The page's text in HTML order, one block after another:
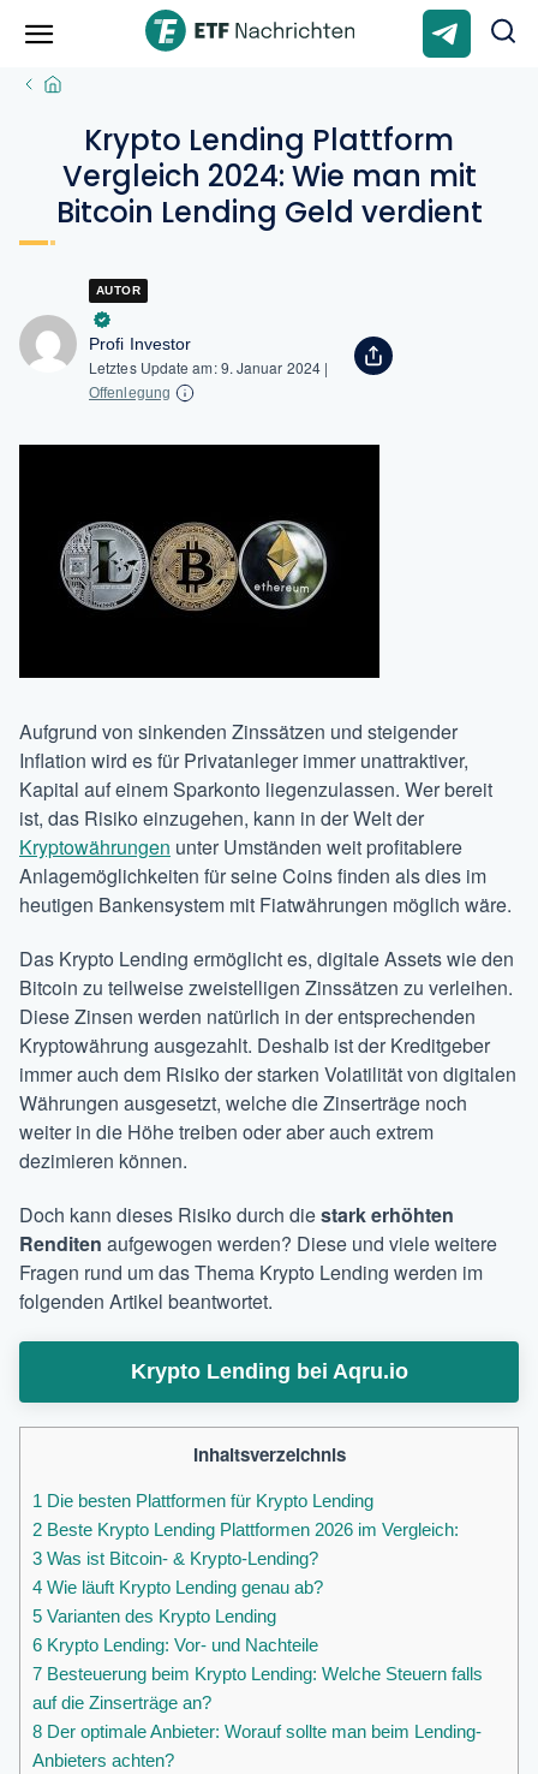
Krypto Lending Plattform
Vergleich 2024: Wie man mit
Bitcoin Lending Geld verdient
AUTOR
Profi Investor
Letztes Update am:9. Januar 2024 |
Offenlegung
Aufgrund von sinkenden Zinssätzen und steigender
Inflation wird es für Privatanleger immer unattraktiver,
Kapital auf einem Sparkonto liegenzulassen. Wer bereit
ist, das Risiko einzugehen, kann in der Welt der
Kryptowährungen unter Umständen weit profitablere
Anlagemöglichkeiten für seine Coins finden als dies im
heutigen Bankensystem mit Fiatwährungen möglich wäre.
Das Krypto Lending ermöglicht es, digitale Assets wie den
Bitcoin zu teilweise zweistelligen Zinssätzen zu verleihen.
Diese Zinsen werden natürlich in der entsprechenden
Kryptowährung ausgezahlt. Deshalb ist der Kreditgeber
immer auch dem Risiko der starken Volatilität von digitalen
Währungen ausgesetzt, welche die Zinserträge noch
weiter in die Höhe treiben oder aber auch extrem
dezimieren können.
Doch kann dieses Risiko durch diestark erhöhten
Renditen aufgewogen werden? Diese und viele weitere
Fragen rund um das Thema Krypto Lending werden im
folgenden Artikel beantwortet.
Krypto Lending bei Aqru.io
Inhaltsverzeichnis
1 Die besten Plattformen für Krypto Lending
2 Beste Krypto Lending Plattformen 2026 im Vergleich:
3 Was ist Bitcoin- & Krypto-Lending?
4 Wie läuft Krypto Lending genau ab?
5 Varianten des Krypto Lending
6 Krypto Lending: Vor- und Nachteile
7 Besteuerung beim Krypto Lending: Welche Steuern falls
auf die Zinserträge an?
8 Der optimale Anbieter: Worauf sollte man beim Lending-
Anbieters achten?